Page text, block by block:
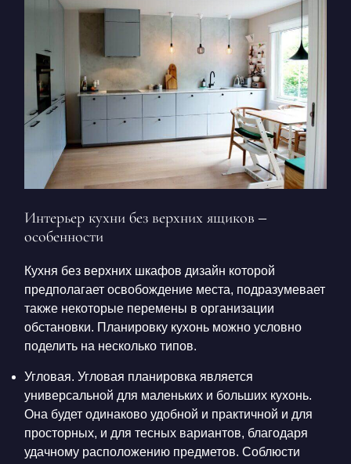
Интерьер кухни без верхних ящиков–
особенности
Кухня без верхних шкафов дизайн которой
предполагает освобождение места, подразумевает
также некоторые перемены в организации
обстановки. Планировку кухонь можно условно
поделить на несколько типов.
Угловая. Угловая планировка является
универсальной для маленьких и больших кухонь.
Она будет одинаково удобной и практичной и для
просторных, и для тесных вариантов, благодаря
удачному расположению предметов. Соблюсти